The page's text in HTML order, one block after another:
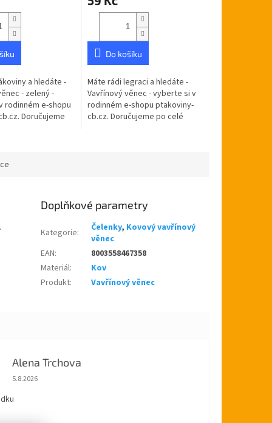
a hledáte -
- zelený -
rodinném e-shopu
Doručujeme
Do košíku
Máte rádi legraci a hledáte -
Vavřínový věnec - vyberte si v
rodinném e-shopu ptakoviny-
cb.cz. Doručujeme po celé
Doplňkové parametry
Kategorie: Čelenky, Kovový vavřínový
věnec
EAN:
8003558467358
Materiál:
Kov
Produkt: Vavřínový věnec
Alena Trchova
Hodnocení obchodu je 5 z 5 hvězdiček.
5.8.2026